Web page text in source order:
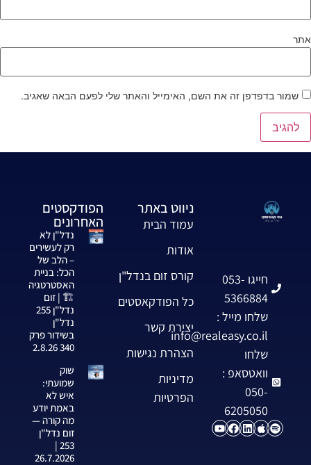
שמור בדפדפן זה את השם, האימייל והאתר שלי לפעם הבאה שאגיב.
חייגו 053-
5366884
שלחו מייל :
info@realeasy.co.il
שלחו
וואטסאפ :
050-
6205050
ניווט באתר
עמוד הבית
אודות
קורס זום בנדל"ן
כל הפודקאסטים
יצירת קשר
הצהרת נגישות
מדיניות
הפרטיות
הפודקסטים
האחרונים
נדל"ן לא
רק לעשירים
– הלב של
הכל: בניית
האסטרטגיה
🏗️ | זום
נדל"ן 255
נדל"ן
בשידור פרק
340 2.8.26
שוק
שמועתי:
איש לא
באמת יודע
מה קורה —
זום נדל"ן
253 |
26.7.2026